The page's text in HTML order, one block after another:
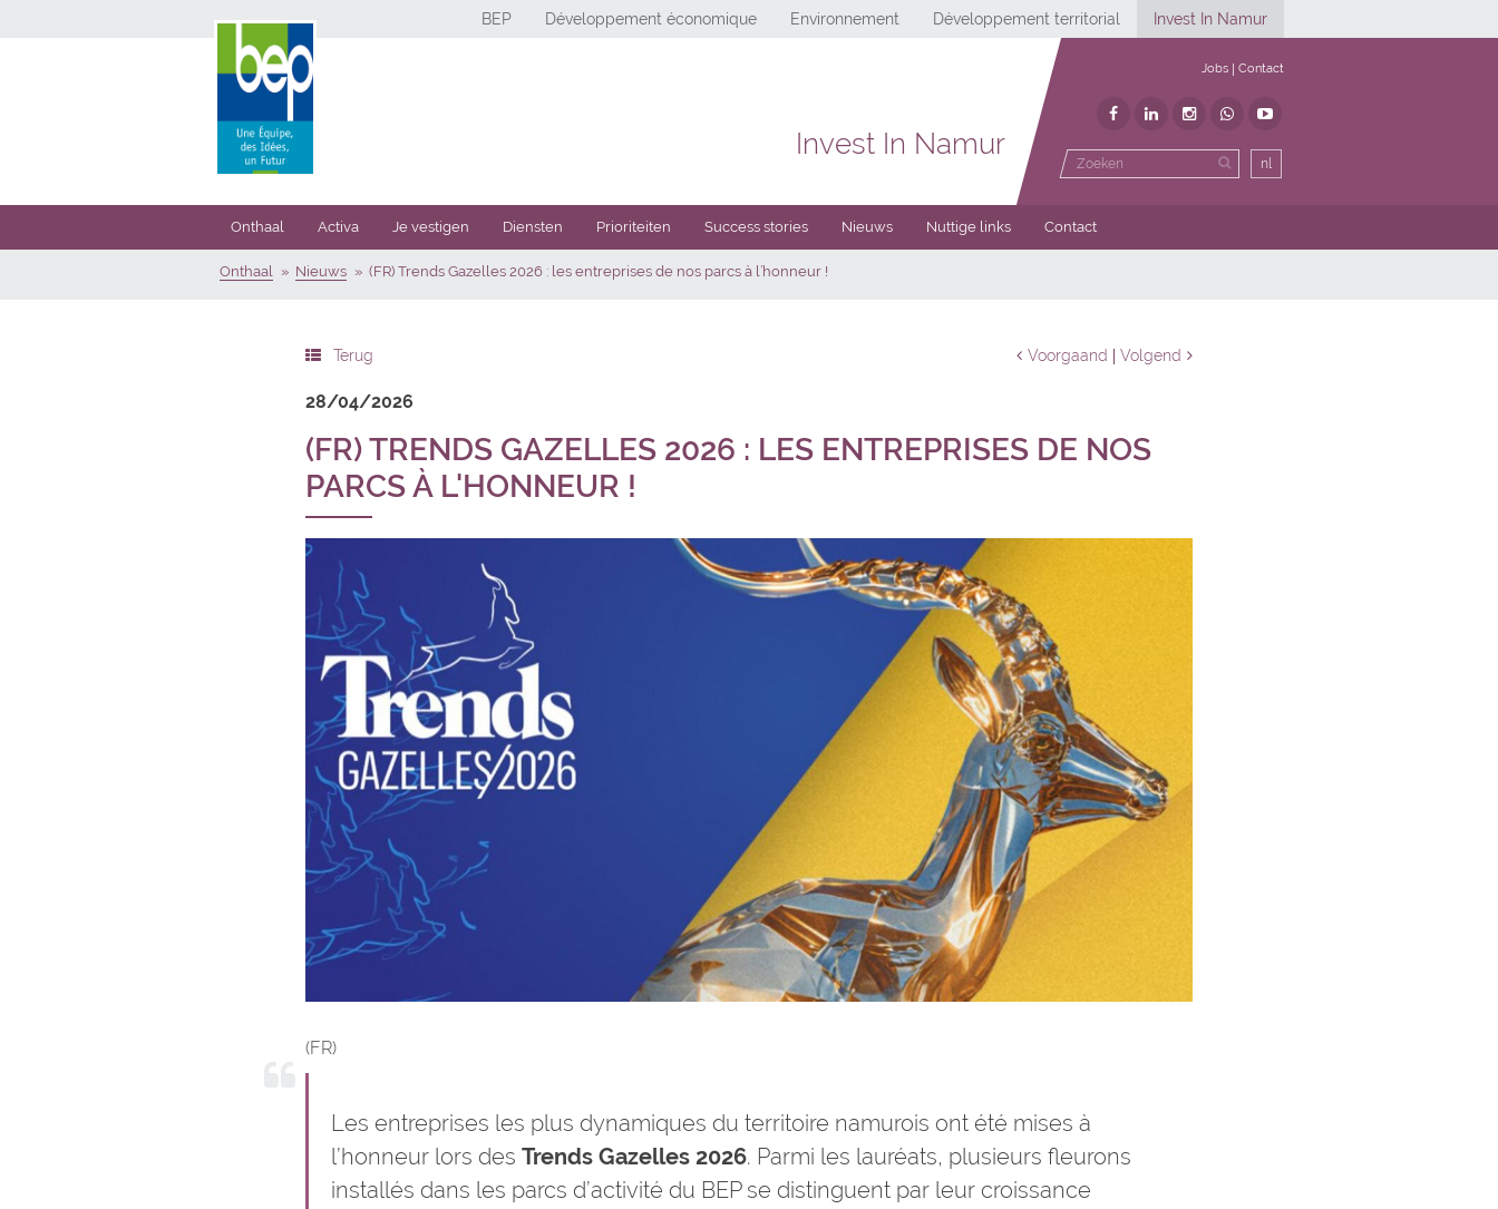
BEP Développement économique Environnement Développement territorial Invest In Namur
Invest In Namur
Jobs Contact
nl
Onthaal Activa Je vestigen Diensten Prioriteiten Success stories Nieuws Nuttige links Contact
Onthaal Nieuws (FR) Trends Gazelles 2026 : les entreprises de nos parcs à l’honneur !
Terug Volgend
Voorgaand
28/04/2026
(FR) TRENDS GAZELLES 2026 : LES ENTREPRISES DE NOS
PARCS À L'HONNEUR !
(FR)
Les entreprises les plus dynamiques du territoire namurois ont été mises à
l’honneur lors des Trends Gazelles 2026. Parmi les lauréats, plusieurs fleurons
installés dans les parcs d’activité du BEP se distinguent par leur croissance